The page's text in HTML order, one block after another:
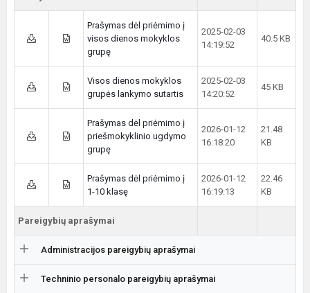
Prašymas dėl priėmimo į
visos dienos mokyklos
grupę
2025-02-03
14:19:52
40.5 KB
Visos dienos mokyklos
grupės lankymo sutartis
2025-02-03
14:20:52
45 KB
Prašymas dėl priėmimo į
priešmokyklinio ugdymo
grupę
2026-01-12
16:18:20
21.48
KB
Prašymas dėl priėmimo į
1-10 klasę
2026-01-12
16:19:13
22.46
KB
Pareigybių aprašymai
Administracijos pareigybių aprašymai
Techninio personalo pareigybių aprašymai